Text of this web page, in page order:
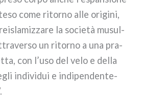
come ritor­no alle ori­gi­ni,
la socie­tà musul­
un ritor­no a una pra­
con l’uso del velo e del­la
indi­vi­dui e indi­pen­den­te­